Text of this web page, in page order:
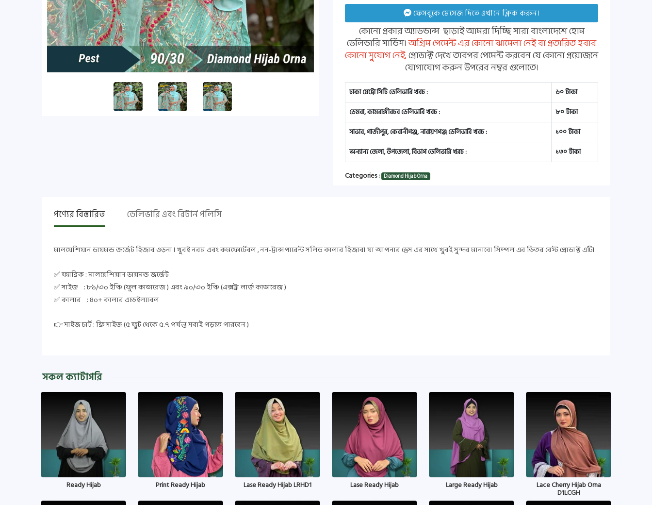
ফেসবুকে মেসেজ দিতে এখানে ক্লিক করুন।
কোনো প্রকার অ্যাডভান্স ছাড়াই আমরা দিচ্ছি সারা বাংলাদেশে হোম
ডেলিভারি সার্ভিস।অগ্রিম পেমেন্ট এর কোনো ঝামেলা নেই বা প্রতারিত হবার
কোনো সুযোগ নেই,প্রোডাক্ট দেখে তারপর পেমেন্ট করবেন যে কোনো প্রয়োজনে
যোগাযোগ করুন উপরের নম্বর গুলোতে।
ঢাকা মেট্রো সিটি ডেলিভারি খরচ :
৬০ টাকা
ডেমরা, কামরাঙ্গীরচর ডেলিভারি খরচ :
৮০ টাকা
সাভার, গাজীপুর, কেরানীগঞ্জ, নারায়ণগঞ্জ ডেলিভারি খরচ :
১০০ টাকা
অন্যান্য জেলা, উপজেলা, বিভাগ ডেলিভারি খরচ :
১৩০ টাকা
Categories : Diamond Hijab Orna
পণ্যের বিস্তারিত ডেলিভারি এবং রিটার্ন পলিসি
মালয়েশিয়ান ডায়মন্ড জর্জেট হিজাব ওড়না । খুবই নরম এবং কমফোর্টেবল , নন-ট্রান্সপারেন্ট সলিড কালার হিজাব। যা আপনার ড্রেস এর সাথে খুবই সুন্দর মানাবে। সিম্পল এর ভিতর বেস্ট প্রোডাক্ট এটি।
✅ ফ্যাব্রিক : মালয়েশিয়ান ডায়মন্ড জর্জেট
✅ সাইজ : ৮১/৩০ ইঞ্চি (ফুল কাভারেজ ) এবং ৯০/৩০ ইঞ্চি (এক্সট্রা লার্জ কাভারেজ )
✅ কালার : ৪০+ কালার এভেইল্যাবল
👉 সাইজ চার্ট : ফ্রি সাইজ (৫ ফুট থেকে ৫.৭ পর্যন্ত সবাই পড়তে পারবেন )
সকল ক্যাটাগরি
Ready Hijab Print Ready Hijab Lase Ready Hijab LRHD1 Lase Ready Hijab Large Ready Hijab Lace Cherry Hijab Orna
D1LCGH